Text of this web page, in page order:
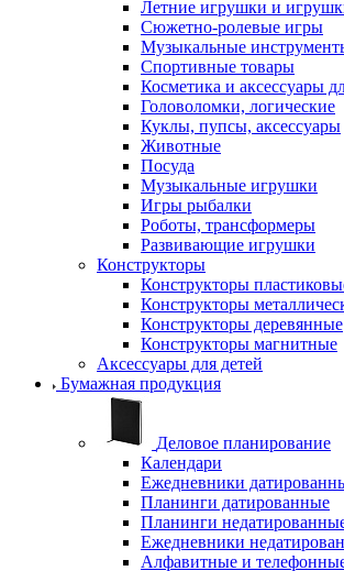
Летние игрушки и
Сюжетно-ролевые игры
Музыкальные
Спортивные товары
Косметика и аксессуары
Головоломки, логические
Куклы, пупсы, аксессуары
Животные
Посуда
Музыкальные игрушки
Игры рыбалки
Роботы, трансформеры
Развивающие игрушки
Конструкторы
Конструкторы
Конструкторы
Конструкторы деревянные
Конструкторы магнитные
Аксессуары для детей
Бумажная продукция
Деловое планирование
Календари
Ежедневники
Планинги датированные
Планинги
Ежедневники
Алфавитные и